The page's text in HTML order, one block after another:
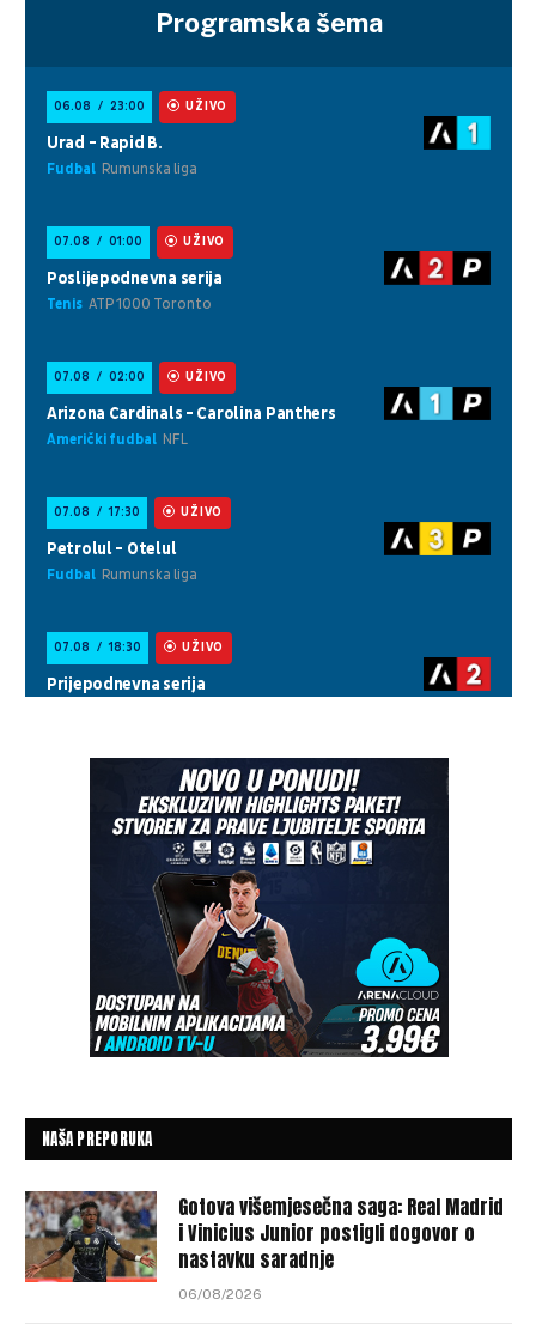
Programska šema
NAŠA PREPORUKA
Gotova višemjesečna saga: Real Madrid
i Vinicius Junior postigli dogovor o
nastavku saradnje
06/08/2026